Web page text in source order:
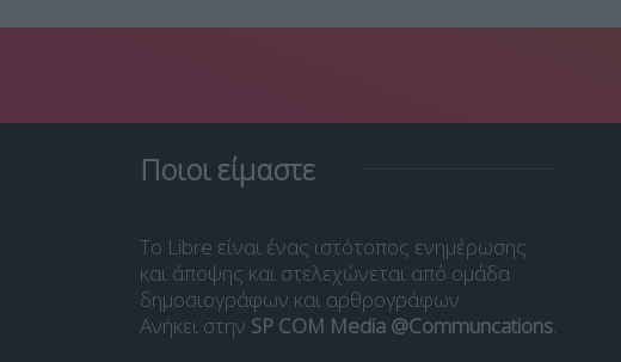
Ποιοι είμαστε
Το Libre είναι ένας ιστότοπος ενημέρωσης
και άποψης και στελεχώνεται από ομάδα
δημοσιογράφων και αρθρογράφων.
Ανήκει στην SP COM Media @Communcations.